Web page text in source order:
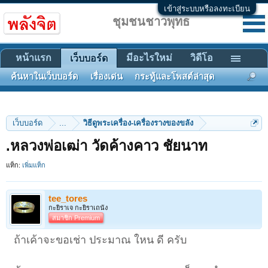
เข้าสู่ระบบหรือลงทะเบียน
เว็บบอร์ด ... วิธีดูพระเครื่อง-เครื่องรางของขลัง
.หลวงพ่อเฒ่า วัดค้างคาว ชัยนาท
แท็ก: เพิ่มแท็ก
tee_tores
กะยิราเจ กะยิราเถนัง
สมาชิก Premium
ถ้าเค้าจะขอเช่า ประมาณ ใหน ดี ครับ
ชุมชนชาวพุทธ
หน้าแรก เว็บบอร์ด
ค้นหาในเว็บบอร์ด เรื่องเด่น กระทู้และโพสต์ล่าสุด
มีอะไรใหม่ วิดีโอ